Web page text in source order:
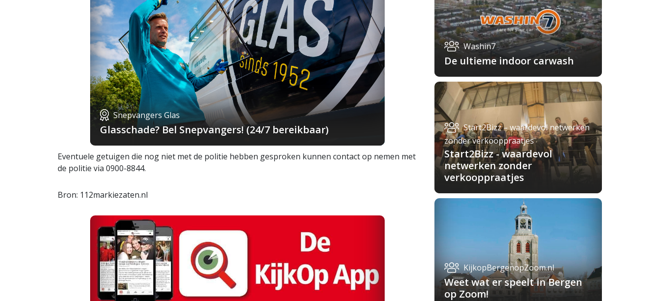
Snepvangers Glas
Glasschade? Bel Snepvangers! (24/7 bereikbaar)
Eventuele getuigen die nog niet met de politie hebben gesproken kunnen contact op nemen met
de politie via 0900-8844.
Bron: 112markiezaten.nl
Washin7
De ultieme indoor carwash
Start2Bizz – waardevol netwerken
zonder verkooppraatjes
Start2Bizz - waardevol
netwerken zonder
verkooppraatjes
KijkopBergenopZoom.nl
Weet wat er speelt in Bergen
op Zoom!